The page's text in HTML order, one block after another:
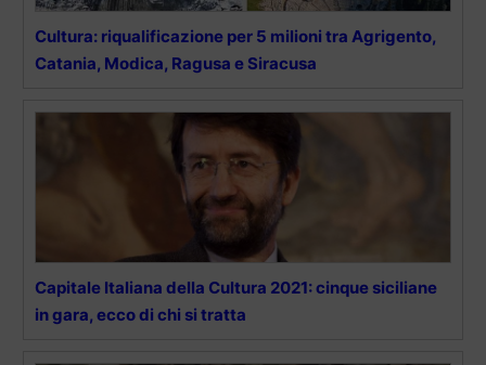
Cultura: riqualificazione per 5 milioni tra Agrigento,
Catania, Modica, Ragusa e Siracusa
Capitale Italiana della Cultura 2021: cinque siciliane
in gara, ecco di chi si tratta